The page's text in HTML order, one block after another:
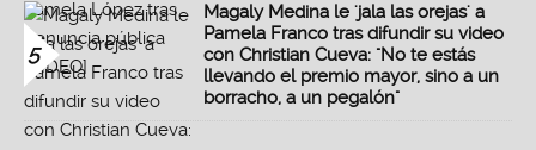
5
Magaly Medina le 'jala las orejas' a
Pamela Franco tras difundir su video
con Christian Cueva: "No te estás
llevando el premio mayor, sino a un
borracho, a un pegalón"